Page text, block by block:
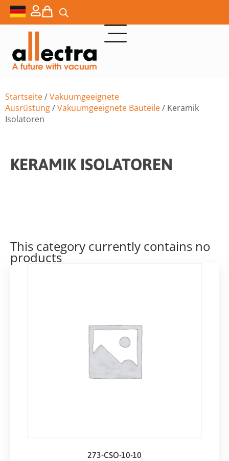
Startseite/Vakuumgeeignete
Ausrüstung/Vakuumgeeignete Bauteile/ Keramik
Isolatoren
KERAMIK ISOLATOREN
This category currently contains no
products
273-CSO-10-10